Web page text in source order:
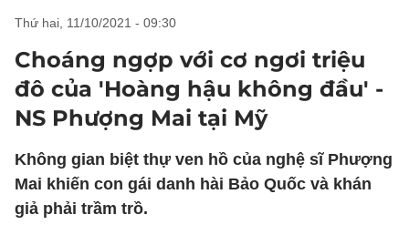
thứ hai, 11/10/2021 - 09:30
Choáng ngợp với cơ ngơi triệu
đô của 'Hoàng hậu không đầu' -
NS Phượng Mai tại Mỹ
Không gian biệt thự ven hồ của nghệ sĩ Phượng
Mai khiến con gái danh hài Bảo Quốc và khán
giả phải trầm trồ.